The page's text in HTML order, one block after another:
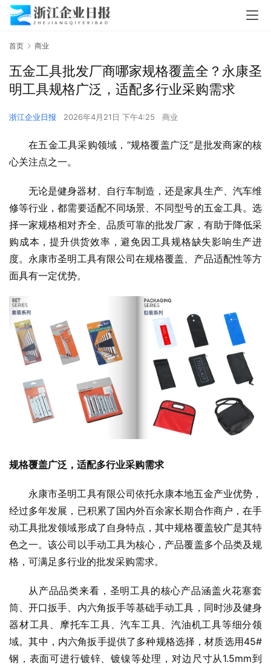
首页 商业
五金工具批发厂商哪家规格覆盖全？永康圣
明工具规格广泛，适配多行业采购需求
浙江企业日报 2026年4月21日 下午4:25 商业
在五金工具采购领域，“规格覆盖广泛”是批发商家的核
心关注点之一。
无论是健身器材、自行车制造，还是家具生产、汽车维
修等行业，都需要适配不同场景、不同型号的五金工具。选
择一家规格相对齐全、品质可靠的批发厂家，有助于降低采
购成本，提升供货效率，避免因工具规格缺失影响生产进
度。永康市圣明工具有限公司在规格覆盖、产品适配性等方
面具有一定优势。
规格覆盖广泛，适配多行业采购需求
永康市圣明工具有限公司依托永康本地五金产业优势，
经过多年发展，已积累了国内外百余家长期合作商户，在手
动工具批发领域形成了自身特点，其中规格覆盖较广是其特
色之一。该公司以手动工具为核心，产品覆盖多个品类及规
格，可满足多行业的批发采购需求。
从产品品类来看，圣明工具的核心产品涵盖火花塞套
筒、开口扳手、内六角扳手等基础手动工具，同时涉及健身
器材工具、摩托车工具、汽车工具、汽油机工具等细分领
域。其中，内六角扳手提供了多种规格选择，材质选用45#
钢，表面可进行镀锌、镀镍等处理，对边尺寸从1.5mm到